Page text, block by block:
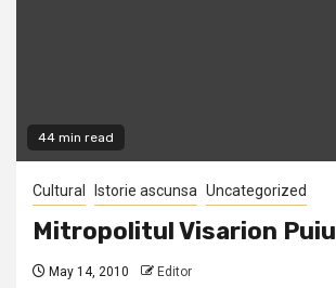
44 min read
Cultural Istorie ascunsa Uncategorized
Mitropolitul Visarion Puiu
May 14, 2010 Editor